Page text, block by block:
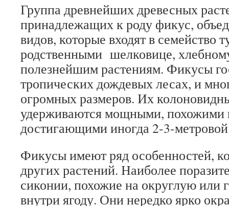
Группа древнейших древесных
принадлежащих к роду фикус,
видов, которые входят в семейство
родственными шелковице,
полезнейшим растениям. Фикусы
тропических дождевых лесах, и
огромных размеров. Их
удерживаются мощными, похожими
достигающими иногда 2-3-
Фикусы имеют ряд особенностей,
других растений. Наиболее
сиконии, похожие на округлую
внутри ягоду. Они нередко ярко